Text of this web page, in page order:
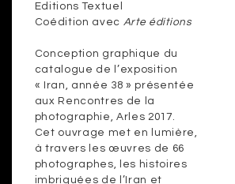
Editions Textuel
Coédition avec Arte éditions
Conception graphique du
catalogue de l’exposition
« Iran, année 38 » présentée
aux Rencontres de la
photographie, Arles 2017.
Cet ouvrage met en lumière,
à travers les œuvres de 66
photographes, les histoires
imbriquées de l’Iran et